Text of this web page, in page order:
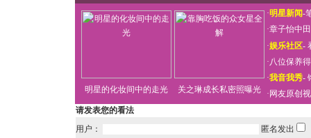
明星的化妆间中的走光 关之琳成长私密照曝光
·明星新闻-
·章子怡中
·娱乐社区-
·八位保养
·我音我秀-
· 网友原创
请发表您的看法
用户：
匿名发出